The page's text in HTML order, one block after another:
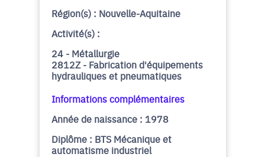
Région(s) : Nouvelle-Aquitaine
Activité(s) :
24 - Métallurgie
2812Z - Fabrication d'équipements
hydrauliques et pneumatiques
Informations complémentaires
Année de naissance : 1978
Diplôme : BTS Mécanique et
automatisme industriel